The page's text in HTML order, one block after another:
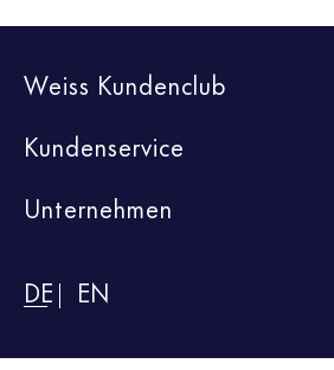
Weiss Kundenclub
Kundenservice
Unternehmen
DE EN